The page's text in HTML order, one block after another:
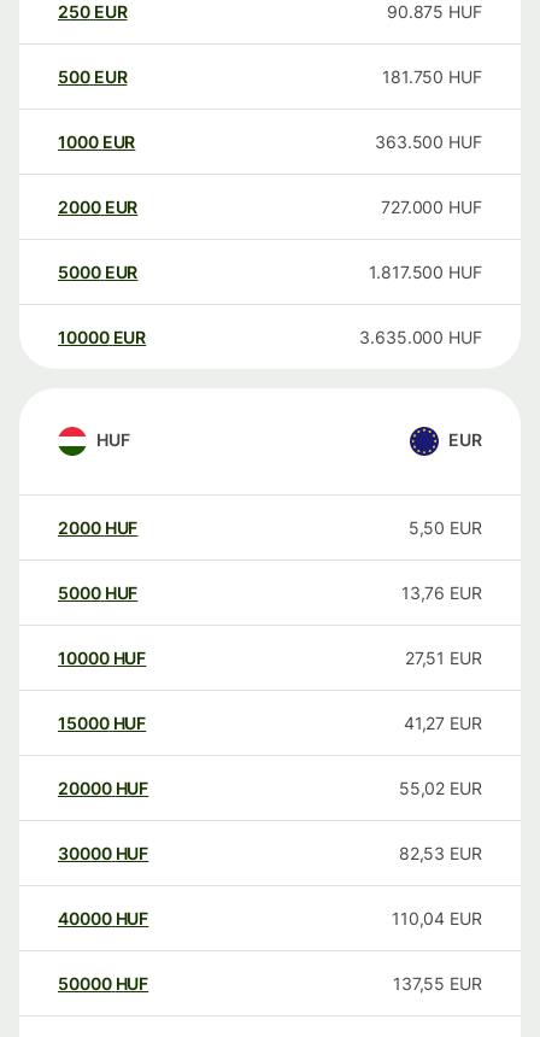
250 EUR 90.875 HUF
500 EUR 181.750 HUF
1000 EUR 363.500 HUF
2000 EUR 727.000 HUF
5000 EUR 1.817.500 HUF
10000 EUR 3.635.000 HUF
HUF EUR
2000 HUF 5,50 EUR
5000 HUF 13,76 EUR
10000 HUF 27,51 EUR
15000 HUF 41,27 EUR
20000 HUF 55,02 EUR
30000 HUF 82,53 EUR
40000 HUF 110,04 EUR
50000 HUF 137,55 EUR